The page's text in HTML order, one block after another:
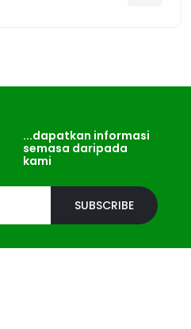
...dapatkan informasi
semasa daripada
kami
SUBSCRIBE